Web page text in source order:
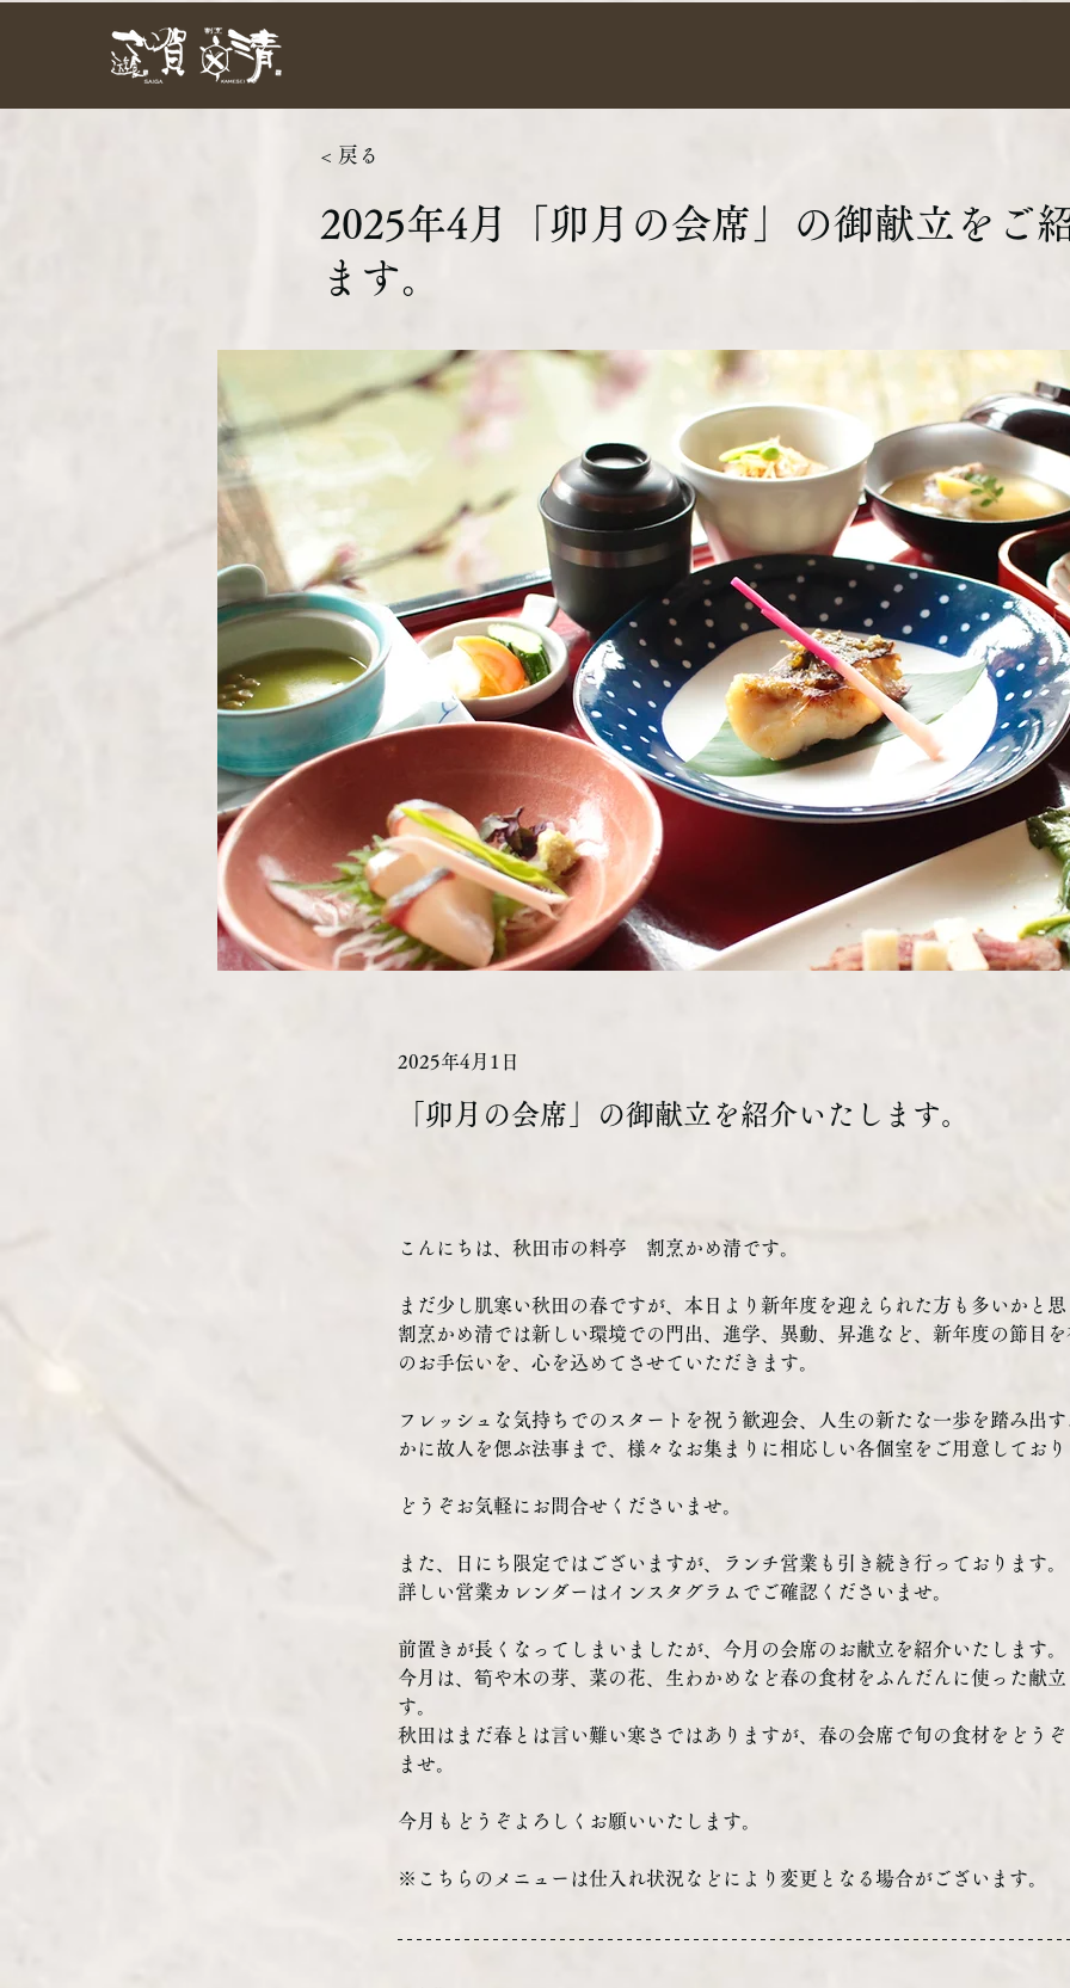
< 戻る
2025年4月「卯月の会席」の御献立をご
ます。
2025年4月1日
「卯月の会席」の御献立を紹介いたします。
こんにちは、秋田市の料亭　割烹かめ清です。
まだ少し肌寒い秋田の春ですが、本日より新年度を迎えられた方も多いかと
割烹かめ清では新しい環境での門出、進学、異動、昇進など、新年度の節目
のお手伝いを、心を込めてさせていただきます。
フレッシュな気持ちでのスタートを祝う歓迎会、人生の新たな一歩を踏み出
かに故人を偲ぶ法事まで、様々なお集まりに相応しい各個室をご用意してお
どうぞお気軽にお問合せくださいませ。
また、日にち限定ではございますが、ランチ営業も引き続き行っております。
詳しい営業カレンダーはインスタグラムでご確認くださいませ。
前置きが長くなってしまいましたが、今月の会席のお献立を紹介いたします。
今月は、筍や木の芽、菜の花、生わかめなど春の食材をふんだんに使った献
す。
秋田はまだ春とは言い難い寒さではありますが、春の会席で旬の食材をどう
ませ。
今月もどうぞよろしくお願いいたします。
※こちらのメニューは仕入れ状況などにより変更となる場合がございます。